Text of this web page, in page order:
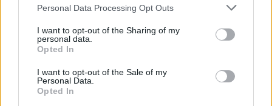
Personal Data Processing Opt Outs
I want to opt-out of the Sharing of my
personal data.
Opted In
I want to opt-out of the Sale of my
Personal Data.
Opted In
Τηλεφωνικό Κέντρο
25313-52400
Γραφείο Δημάρχου
25310-82177
25310-22797
Νοσοκομείο